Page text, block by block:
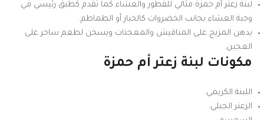
لبنة زعتر أم حمزة مثالي للفطور والعشاء كما تقدم كطبق رئيسي في
وجبة العشاء بجانب الخضروات كالخيار أو الطماطم.
يدهن المزيج على المناقيش والمعجنات ويسخن لطعم ساحر على
العجين.
مكونات لبنة زعتر أم حمزة
اللبنة الكريمي.
الزعتر الجبلي.